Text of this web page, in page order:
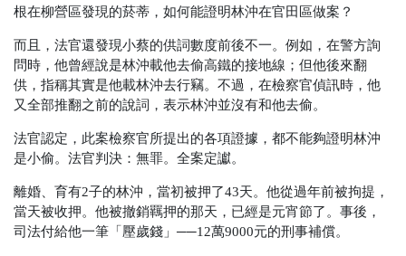
根在柳營區發現的菸蒂，如何能證明林沖在官田區做案？
而且，法官還發現小蔡的供詞數度前後不一。例如，在警方詢
問時，他曾經說是林沖載他去偷高鐵的接地線；但他後來翻
供，指稱其實是他載林沖去行竊。不過，在檢察官偵訊時，他
又全部推翻之前的說詞，表示林沖並沒有和他去偷。
法官認定，此案檢察官所提出的各項證據，都不能夠證明林沖
是小偷。法官判決：無罪。全案定讞。
離婚、育有2子的林沖，當初被押了43天。他從過年前被拘提，
當天被收押。他被撤銷羈押的那天，已經是元宵節了。事後，
司法付給他一筆「壓歲錢」──12萬9000元的刑事補償。